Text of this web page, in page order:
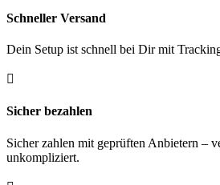
Schneller Versand
Dein Setup ist schnell bei Dir mit

Sicher bezahlen
Sicher zahlen mit geprüften Anbietern –
unkompliziert.